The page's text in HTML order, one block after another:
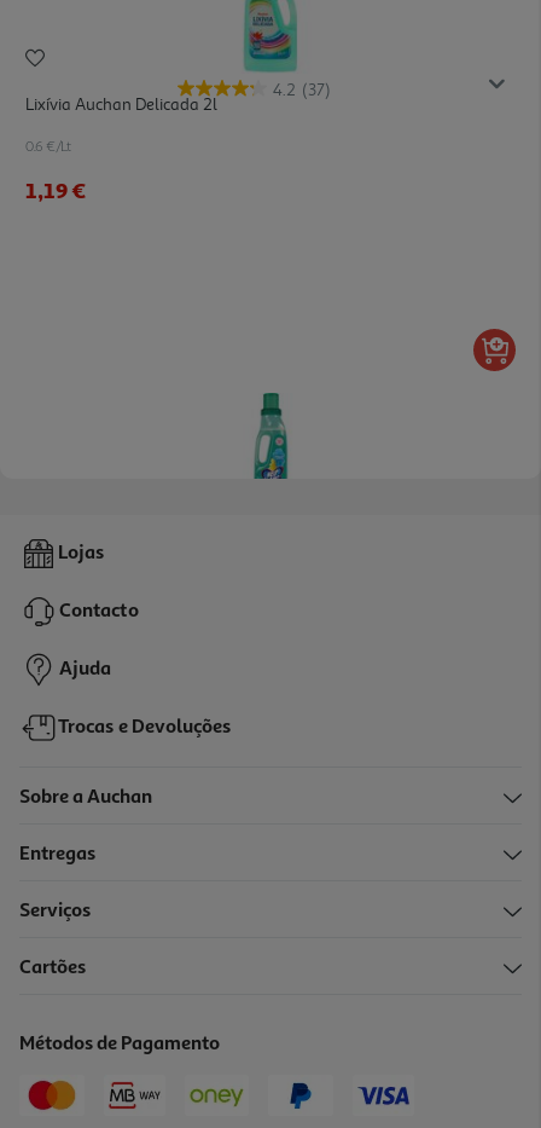
4.2 (37)
Lixívia Auchan Delicada 2l
0.6 €/Lt
1,19 €
Lixívia Delicada Gentil Neoblanc 1 Lt
3,39 €
Lojas
Contacto
Ajuda
Trocas e Devoluções
Sobre a Auchan
Entregas
Serviços
Cartões
Métodos de Pagamento